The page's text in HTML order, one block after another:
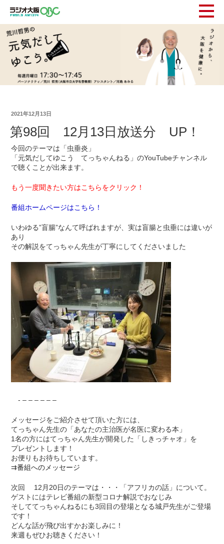
2021年12月13日
第98回 12月13日放送分 UP！
今回のテーマは「虫垂炎」
「元気だしてゆこう てっちゃんねる」のYouTubeチャンネル
で聴くことが出来ます。
もう一度聞きたい方はこちらをクリック！
番組ホームページはこちら！
いわゆる”盲腸”なんて呼ばれますが、実は盲腸と虫垂には違いが
あり
その解説をてっちゃん先生が丁寧にしてくださいました
- – – – – – –
メッセージをご紹介させて頂いた方には、
てっちゃん先生の「あなたの主治医が名医に変わる本」
1名の方にはてっちゃん先生が開発した「しきっチャオ」を
プレゼントします！
お便りもお待ちしています。
⇉番組へのメッセージ
次回 12月20日のテーマは・・・「アフリカの話」について。
ゲストにはテレビ番組の新型コロナ解説でおなじみ
そしててっちゃんねるにも3回目の登場となる城戸先生がご登場
です！
どんな話が飛び出すかお楽しみに！
来週もぜひお聴きください！